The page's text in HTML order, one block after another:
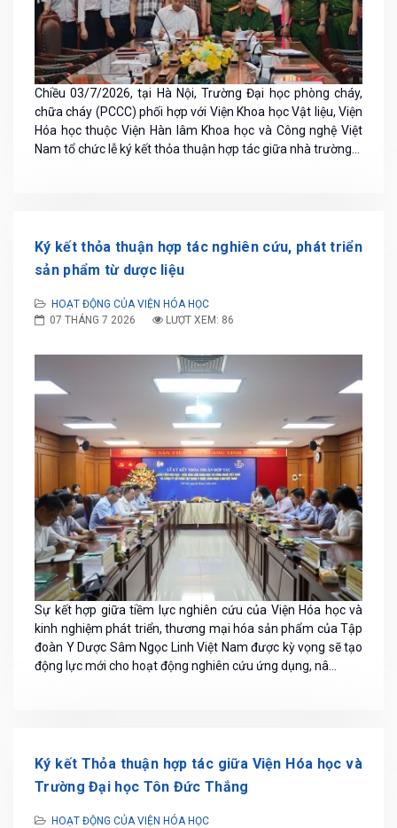
Chiều 03/7/2026, tại Hà Nội, Trường Đại học phòng cháy,
chữa cháy (PCCC) phối hợp với Viện Khoa học Vật liệu, Viện
Hóa học thuộc Viện Hàn lâm Khoa học và Công nghệ Việt
Nam tổ chức lễ ký kết thỏa thuận hợp tác giữa nhà trường...
Ký kết thỏa thuận hợp tác nghiên cứu, phát triển
sản phẩm từ dược liệu
HOẠT ĐỘNG CỦA VIỆN HÓA HỌC
07 THÁNG 7 2026
LƯỢT XEM: 86
Sự kết hợp giữa tiềm lực nghiên cứu của Viện Hóa học và
kinh nghiệm phát triển, thương mại hóa sản phẩm của Tập
đoàn Y Dược Sâm Ngọc Linh Việt Nam được kỳ vọng sẽ tạo
động lực mới cho hoạt động nghiên cứu ứng dụng, nâ...
Ký kết Thỏa thuận hợp tác giữa Viện Hóa học và
Trường Đại học Tôn Đức Thắng
HOẠT ĐỘNG CỦA VIỆN HÓA HỌC